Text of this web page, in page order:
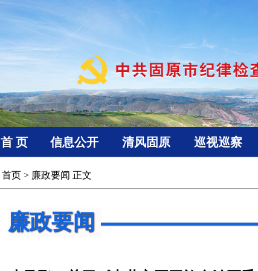
首 页 信息公开 清风固原 巡视巡察
首页 > 廉政要闻 正文
廉政要闻